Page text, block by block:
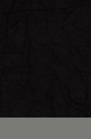
魯ビ
ろびん）」が